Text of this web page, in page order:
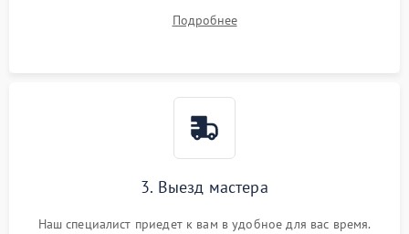
Подробнее
3. Выезд мастера
Наш специалист приедет к вам в удобное для вас время.